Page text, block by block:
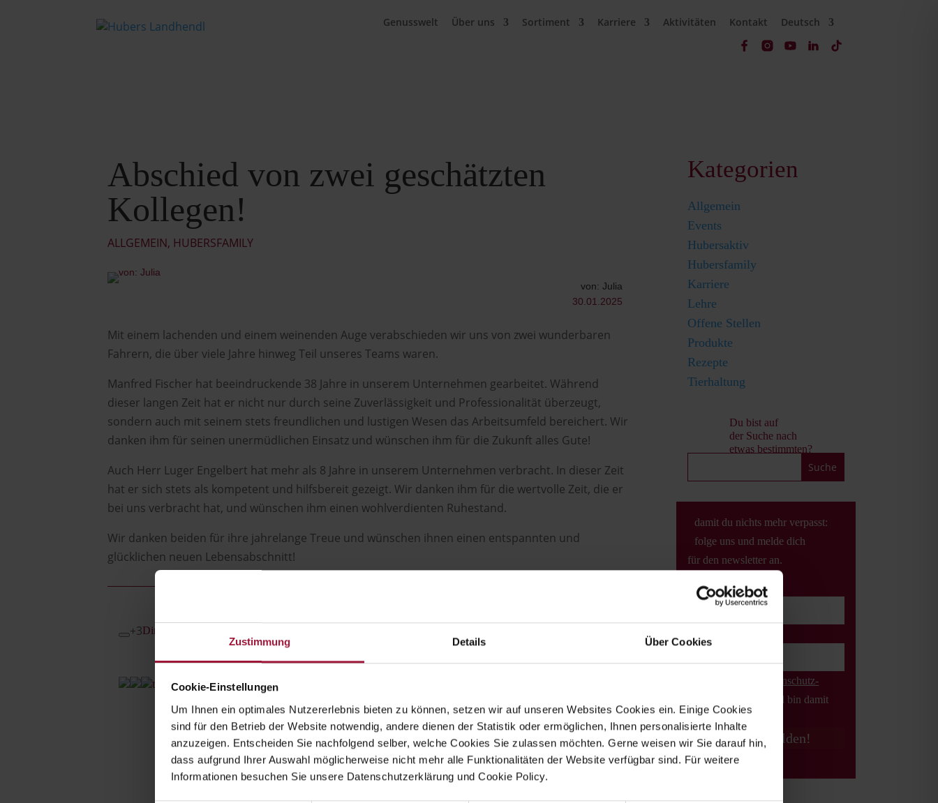
Zustimmung Details Über Cookies
Cookie-Einstellungen
Um Ihnen ein optimales Nutzererlebnis bieten zu können, setzen wir auf unseren Websites Cookies ein. Einige Cookies
sind für den Betrieb der Website notwendig, andere dienen der Statistik oder ermöglichen, Ihnen personalisierte Inhalte
anzuzeigen. Entscheiden Sie nachfolgend selber, welche Cookies Sie zulassen möchten. Gerne weisen wir Sie darauf hin,
dass aufgrund Ihrer Auswahl möglicherweise nicht mehr alle Funktionalitäten der Website verfügbar sind. Für weitere
Informationen besuchen Sie unsere Datenschutzerklärung und Cookie Policy.
Genusswelt Über uns Sortiment Karriere Aktivitäten Kontakt Deutsch
Abschied von zwei geschätzten
Kollegen!
ALLGEMEIN, HUBERSFAMILY
von: Julia
30.01.2025
Mit einem lachenden und einem weinenden Auge verabschieden wir uns von zwei wunderbaren
Fahrern, die über viele Jahre hinweg Teil unseres Teams waren.
Manfred Fischer hat beeindruckende 38 Jahre in unserem Unternehmen gearbeitet. Während
dieser langen Zeit hat er nicht nur durch seine Zuverlässigkeit und Professionalität überzeugt,
sondern auch mit seinem stets freundlichen und lustigen Wesen das Arbeitsumfeld bereichert. Wir
danken ihm für seinen unermüdlichen Einsatz und wünschen ihm für die Zukunft alles Gute!
Auch Herr Luger Engelbert hat mehr als 8 Jahre in unserem Unternehmen verbracht. In dieser Zeit
hat er sich stets als kompetent und hilfsbereit gezeigt. Wir danken ihm für die wertvolle Zeit, die er
bei uns verbracht hat, und wünschen ihm einen wohlverdienten Ruhestand.
Wir danken beiden für ihre jahrelange Treue und wünschen ihnen einen entspannten und
glücklichen neuen Lebensabschnitt!
+3Dir gefällt dieser Beitrag
teile ihn mit deinen freunden
Kategorien
Allgemein
Events
Hubersaktiv
Hubersfamily
Karriere
Lehre
Offene Stellen
Produkte
Rezepte
Tierhaltung
Du bist auf
der Suche nach
etwas bestimmten?
damit du nichts mehr verpasst:
folge uns und melde dich
für den newsletter an.
Name*
Datenschutz­
gelesen und bin damit
einverstanden. *